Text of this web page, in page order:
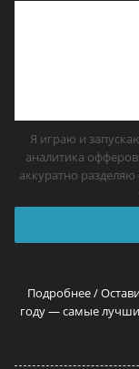
Я играю и
аналитика
аккуратно
Подробнее /
году — самые